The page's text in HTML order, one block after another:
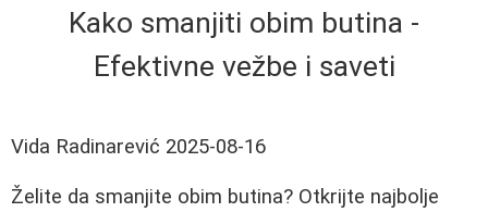
Kako smanjiti obim butina -
Efektivne vežbe i saveti
Vida Radinarević 2025-08-16
Želite da smanjite obim butina? Otkrijte najbolje